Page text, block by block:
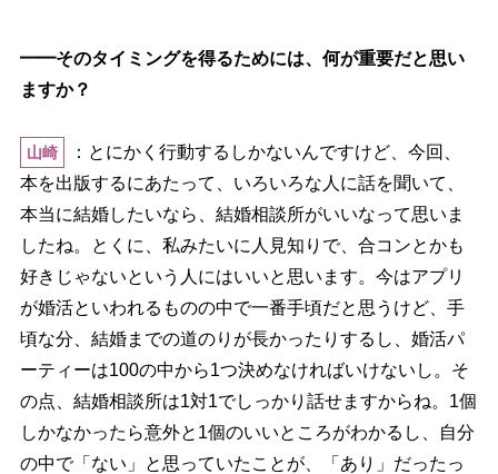
━━そのタイミングを得るためには、何が重要だと思い
ますか？
山崎
：とにかく行動するしかないんですけど、今回、
本を出版するにあたって、いろいろな人に話を聞いて、
本当に結婚したいなら、結婚相談所がいいなって思いま
したね。とくに、私みたいに人見知りで、合コンとかも
好きじゃないという人にはいいと思います。今はアプリ
が婚活といわれるものの中で一番手頃だと思うけど、手
頃な分、結婚までの道のりが長かったりするし、婚活パ
ーティーは100の中から1つ決めなければいけないし。そ
の点、結婚相談所は1対1でしっかり話せますからね。1個
しかなかったら意外と1個のいいところがわかるし、自分
の中で「ない」と思っていたことが、「あり」だったっ